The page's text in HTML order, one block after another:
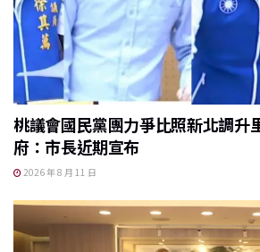
桃議會國民黨團力爭比照新北調升
府：市長近期宣布
2026 年 8 月 11 日